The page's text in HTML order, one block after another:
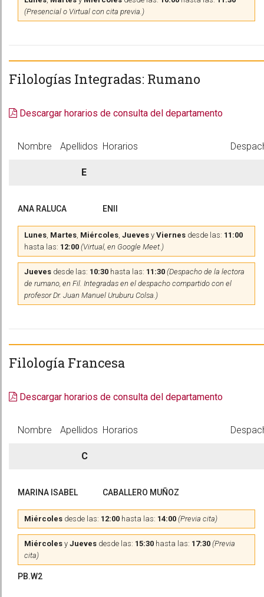
(Presencial o Virtual con cita previa.)
Filologías Integradas: Rumano
Descargar horarios de consulta del departamento
Nombre Apellidos Horarios
E
ANA RALUCA ENII
Lunes, Martes, Miércoles, Jueves y Viernes desde las: 11:00
hasta las: 12:00 (Virtual, en Google Meet.)
Jueves desde las: 10:30 hasta las: 11:30 (Despacho de la lectora
de rumano, en Fil. Integradas en el despacho compartido con el
profesor Dr. Juan Manuel Uruburu Colsa.)
Filología Francesa
Descargar horarios de consulta del departamento
Nombre Apellidos Horarios
C
MARINA ISABEL CABALLERO MUÑOZ
Miércoles desde las: 12:00 hasta las: 14:00 (Previa cita)
Miércoles y Jueves desde las: 15:30 hasta las: 17:30 (Previa
cita)
PB.W2